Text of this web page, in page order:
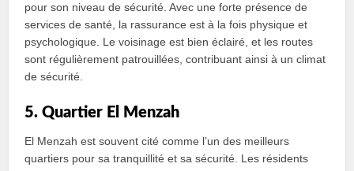
pour son niveau de sécurité. Avec une forte présence de
services de santé, la rassurance est à la fois physique et
psychologique. Le voisinage est bien éclairé, et les routes
sont régulièrement patrouillées, contribuant ainsi à un climat
de sécurité.
5. Quartier El Menzah
El Menzah est souvent cité comme l’un des meilleurs
quartiers pour sa tranquillité et sa sécurité. Les résidents